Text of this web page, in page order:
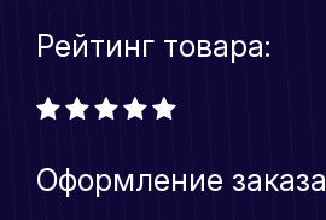
Рейтинг товара:
Оформление заказа